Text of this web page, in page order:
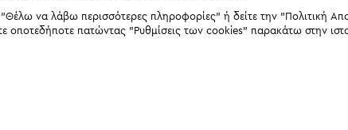
να λάβω περισσότερες πληροφορίες" ή δείτε την "Πολιτική
οποτεδήποτε πατώντας "Ρυθμίσεις των cookies" παρακάτω στην